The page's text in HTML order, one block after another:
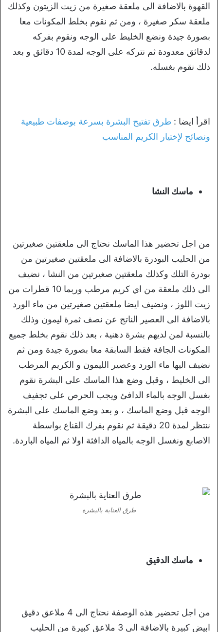
القهوة بالاضافة الى ملعقة صغيرة من زيت الزيتون وكذلك
ملعقة سكر صغيرة ، ومن ثم نقوم بخلط المكونات معا
بصورة جيدة ونضع الخليط على الوجه ونقوم بفركه
لدقائق معدودة ثم نتركه على الوجه لمدة 10 دقائق و بعد
ذلك نقوم بغسله.
اقرأ ايضا : طرق تفتيح البشرة بسرعة بوصفات طبيعية
ونصائح لإختيار الكريم المناسب
ماسك النشا
من اجل تحضير هذا الماسك نحتاج الى ملعقتين صغيرتين
من الحليب البودرة بالاضافة الى ملعقتين صغيرتين من
بودرة التلك وكذلك ملعقتين صغيرتين من النشا ، نضيف
الى ذلك ملعقة من اي كريم مرطب وربما 10 قطرات من
زيت اللوز ، ونضيف ايضا ملعقتين صغيرتين من ماء الورد
بالاضافة الى العصير الناتج عن نصف ثمرة ليمون وذلك
بالنسبة لمن لديهم بشرة دهنية ، بعد ذلك نقوم بخلط جميع
المكونات الجافة فقط السابقة معا بصورة جيدة ومن ثم
نضيف اليها ماء الورد وعصير الليمون و الكريم المرطب
الى الخليط ، وقبل وضع هذا الماسك على البشرة نقوم
بغسل الوجه بالماء الدافئ ويجب الحرص على تجفيف
الوجه قبل وضع الماسك ، و بعد وضع الماسك على البشرة
ننتظر لمدة 20 دقيقة ثم نقوم بفرك القناع بواسطة
الاصابع ونغسل الوجه بالمياه الدافئة اولا ثم المياه الباردة.
طرق العناية بالبشرة
ماسك الدقيق
من اجل تحضير هذه الوصفة نحتاج الى 4 ملاعق دقيق
ابيض كبيرة بالاضافة الى 3 ملاعق كبيرة من الحليب